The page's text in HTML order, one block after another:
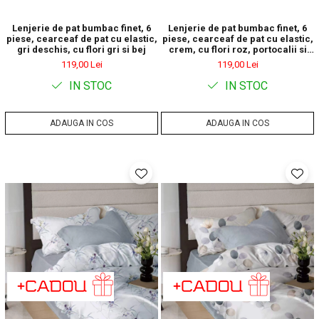
Lenjerie de pat bumbac finet, 6
piese, cearceaf de pat cu elastic,
gri deschis, cu flori gri si bej
119,00 Lei
IN STOC
ADAUGA IN COS
Lenjerie de pat bumbac finet, 6
piese, cearceaf de pat cu elastic,
crem, cu flori roz, portocalii si
mov
119,00 Lei
IN STOC
ADAUGA IN COS